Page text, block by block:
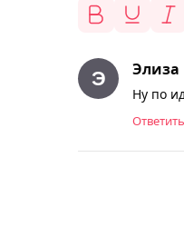
Элиза
Ну по
Ответить